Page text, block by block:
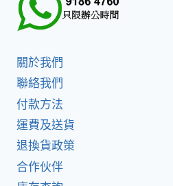
關於我們
聯絡我們
付款方法
運費及送貨
退換貨政策
合作伙伴